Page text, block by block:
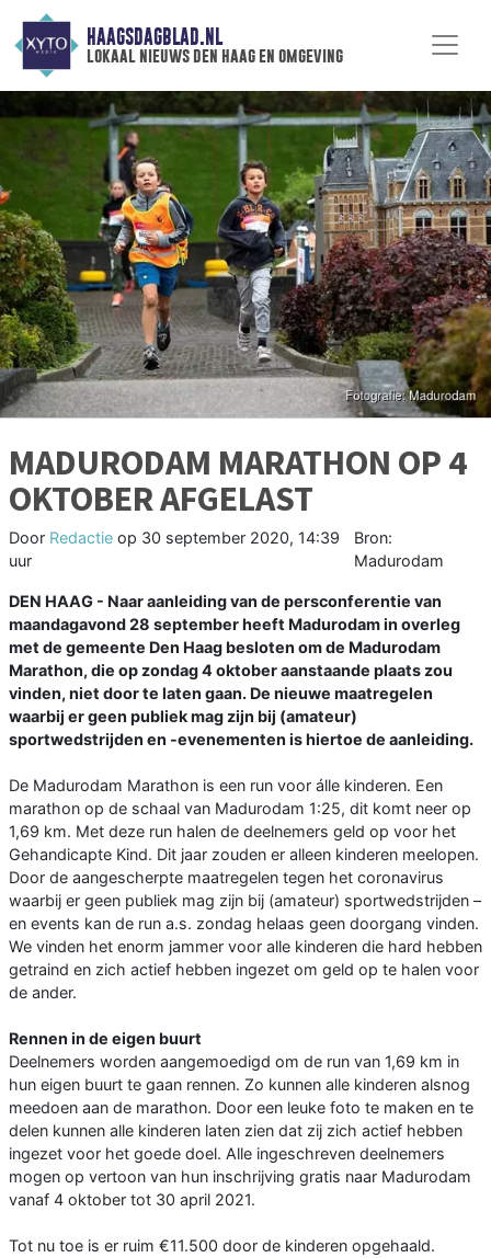
HAAGSDAGBLAD.NL
lokaal nieuws den haag en omgeving
MADURODAM MARATHON OP 4
OKTOBER AFGELAST
Door Redactie op 30 september 2020, 14:39
uur
Bron:
Madurodam
DEN HAAG - Naar aanleiding van de persconferentie van
maandagavond 28 september heeft Madurodam in overleg
met de gemeente Den Haag besloten om de Madurodam
Marathon, die op zondag 4 oktober aanstaande plaats zou
vinden, niet door te laten gaan. De nieuwe maatregelen
waarbij er geen publiek mag zijn bij (amateur)
sportwedstrijden en -evenementen is hiertoe de aanleiding.
De Madurodam Marathon is een run voor álle kinderen. Een
marathon op de schaal van Madurodam 1:25, dit komt neer op
1,69 km. Met deze run halen de deelnemers geld op voor het
Gehandicapte Kind. Dit jaar zouden er alleen kinderen meelopen.
Door de aangescherpte maatregelen tegen het coronavirus
waarbij er geen publiek mag zijn bij (amateur) sportwedstrijden –
en events kan de run a.s. zondag helaas geen doorgang vinden.
We vinden het enorm jammer voor alle kinderen die hard hebben
getraind en zich actief hebben ingezet om geld op te halen voor
de ander.
Rennen in de eigen buurt
Deelnemers worden aangemoedigd om de run van 1,69 km in
hun eigen buurt te gaan rennen. Zo kunnen alle kinderen alsnog
meedoen aan de marathon. Door een leuke foto te maken en te
delen kunnen alle kinderen laten zien dat zij zich actief hebben
ingezet voor het goede doel. Alle ingeschreven deelnemers
mogen op vertoon van hun inschrijving gratis naar Madurodam
vanaf 4 oktober tot 30 april 2021.
Tot nu toe is er ruim €11.500 door de kinderen opgehaald.